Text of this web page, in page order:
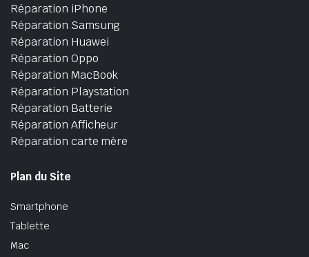
Réparation iPhone
Réparation Samsung
Réparation Huawei
Réparation Oppo
Réparation MacBook
Réparation Playstation
Réparation Batterie
Réparation Afficheur
Réparation carte mère
Plan du Site
Smartphone
Tablette
Mac